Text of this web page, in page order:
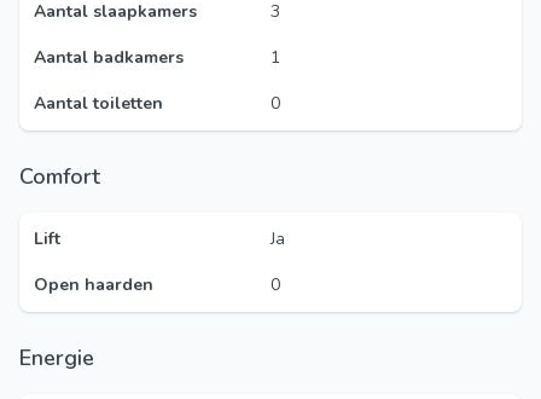
Aantal slaapkamers
3
Aantal badkamers
1
Aantal toiletten
0
Comfort
Lift
Ja
Open haarden
0
Energie